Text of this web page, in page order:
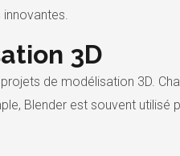
3D
de modélisation 3D.
Blender est souvent utilisé